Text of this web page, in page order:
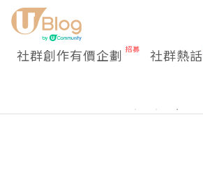
社群創作有價企劃 社群熱話